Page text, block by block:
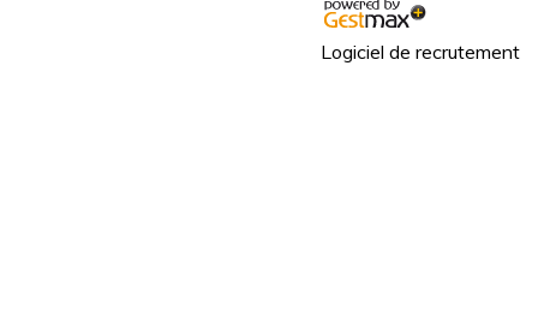
Logiciel de recrutement